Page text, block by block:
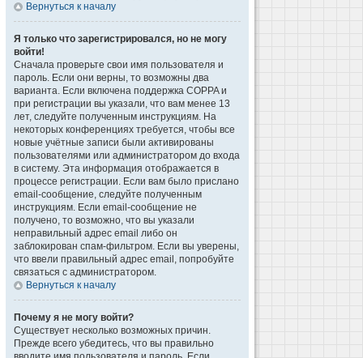
Вернуться к началу
Я только что зарегистрировался, но не могу
войти!
Сначала проверьте свои имя пользователя и
пароль. Если они верны, то возможны два
варианта. Если включена поддержка COPPA и
при регистрации вы указали, что вам менее 13
лет, следуйте полученным инструкциям. На
некоторых конференциях требуется, чтобы все
новые учётные записи были активированы
пользователями или администратором до входа
в систему. Эта информация отображается в
процессе регистрации. Если вам было прислано
email-сообщение, следуйте полученным
инструкциям. Если email-сообщение не
получено, то возможно, что вы указали
неправильный адрес email либо он
заблокирован спам-фильтром. Если вы уверены,
что ввели правильный адрес email, попробуйте
связаться с администратором.
Вернуться к началу
Почему я не могу войти?
Существует несколько возможных причин.
Прежде всего убедитесь, что вы правильно